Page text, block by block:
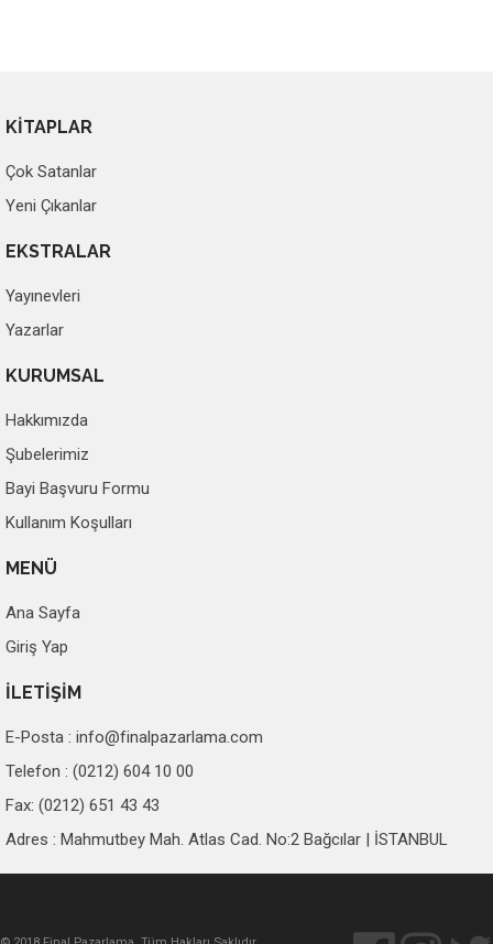
KİTAPLAR
Çok Satanlar
Yeni Çıkanlar
EKSTRALAR
Yayınevleri
Yazarlar
KURUMSAL
Hakkımızda
Şubelerimiz
Bayi Başvuru Formu
Kullanım Koşulları
MENÜ
Ana Sayfa
Giriş Yap
İLETİŞİM
E-Posta : info@finalpazarlama.com
Telefon : (0212) 604 10 00
Fax: (0212) 651 43 43
Adres : Mahmutbey Mah. Atlas Cad. No:2 Bağcılar | İSTANBUL